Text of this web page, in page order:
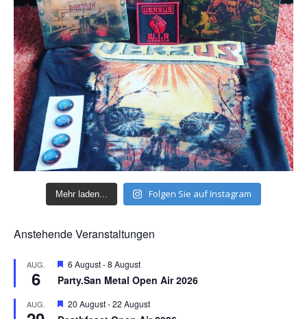
Mehr laden... Folgen Sie auf Instagram
Anstehende Veranstaltungen
AUG.
6
H
r
o
6 August-8 August
Party.San Metal Open Air 2026
AUG.
H
20 August-22 August